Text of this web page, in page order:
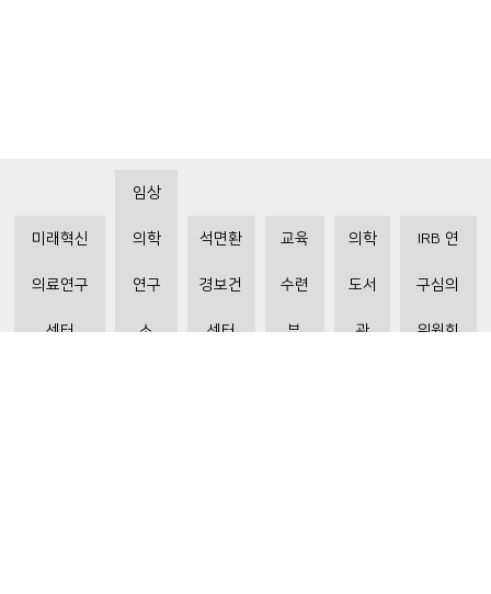
미래혁신
의료연구
센터
임상
의학
연구
소
석면환
경보건
센터
교육
수련
부
의학
도서
관
IRB 연
구심의
위원회